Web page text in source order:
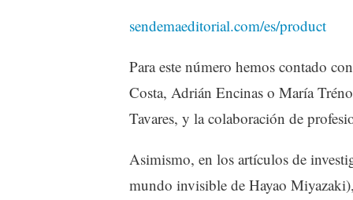
sendemaeditorial.com/es/product
Para este número hemos contado
Costa, Adrián Encinas o María
Tavares, y la colaboración de
Asimismo, en los artículos de
mundo invisible de Hayao